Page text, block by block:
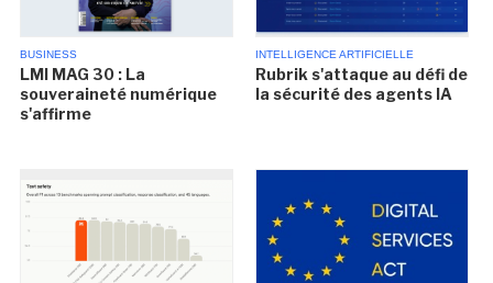
BUSINESS
LMI MAG 30 : La
souveraineté numérique
s'affirme
INTELLIGENCE ARTIFICIELLE
Rubrik s'attaque au défi de
la sécurité des agents IA